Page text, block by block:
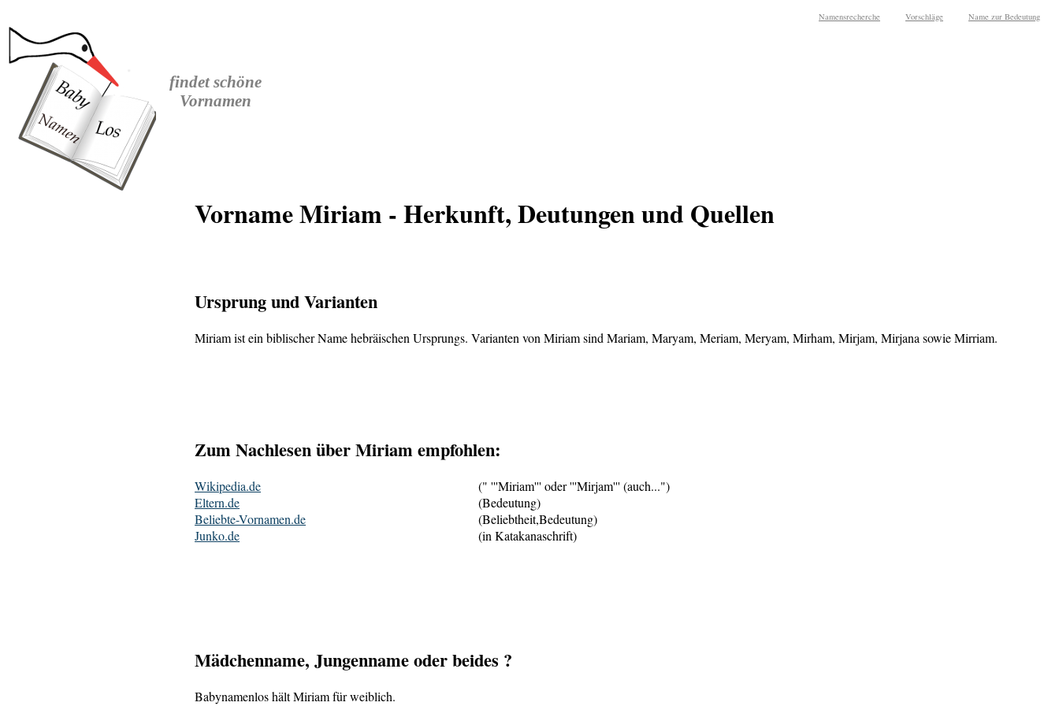
Namensrecherche Vorschläge Name zur Bedeutung
findetschöne
Vornamen
Vorname Miriam - Herkunft, Deutungen und Quellen
Ursprung und Varianten
Miriam ist ein biblischer Name hebräischen Ursprungs. Varianten von Miriam sind Mariam, Maryam, Meriam, Meryam, Mirham, Mirjam, Mirjana sowie Mirriam.
Zum Nachlesen über Miriam empfohlen:
Wikipedia.de
(" '''Miriam''' oder '''Mirjam''' (auch...")
Eltern.de
(Bedeutung)
Beliebte-Vornamen.de
(Beliebtheit,Bedeutung)
Junko.de
(in Katakanaschrift)
Mädchenname, Jungenname oder beides ?
Babynamenlos hält Miriam für weiblich.